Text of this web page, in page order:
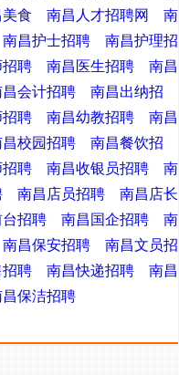
食 南昌人才招聘网
南
南昌护士招聘
南昌护理招
聘 南昌医生招聘
南昌
会计招聘
南昌出纳招
聘 南昌幼教招聘
南昌
校园招聘
南昌餐饮招
聘 南昌收银员招聘
南
南昌店员招聘
南昌店长
招聘 南昌国企招聘
南
南昌保安招聘
南昌文员招
聘 南昌快递招聘
南昌
保洁招聘